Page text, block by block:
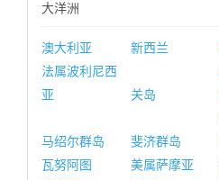
大洋洲
澳大利亚 新西兰
法属波利尼西
亚
关岛
马绍尔群岛 斐济群岛
瓦努阿图
美属萨摩亚